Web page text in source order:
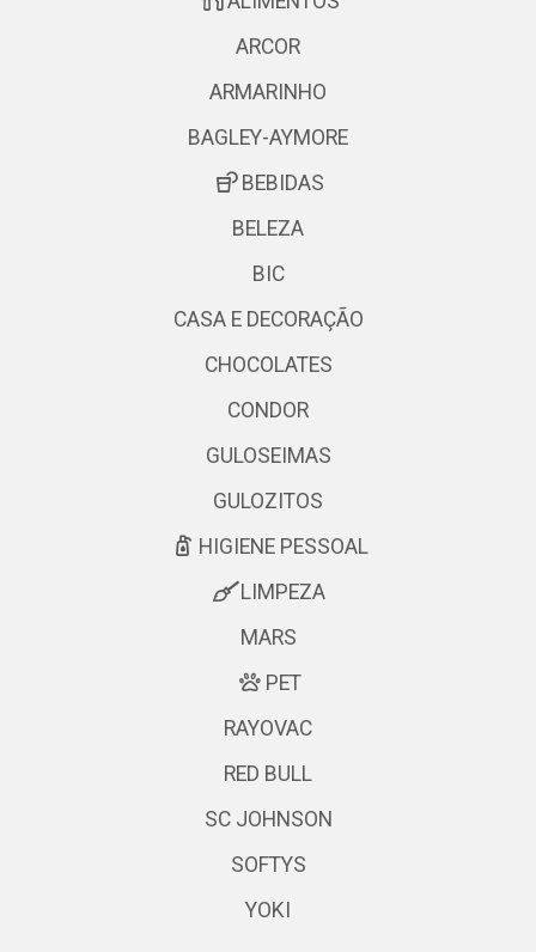
ARCOR
ARMARINHO
BAGLEY-AYMORE
BEBIDAS
BELEZA
BIC
CASA E DECORAÇÃO
CHOCOLATES
CONDOR
GULOSEIMAS
GULOZITOS
HIGIENE PESSOAL
LIMPEZA
MARS
PET
RAYOVAC
RED BULL
SC JOHNSON
SOFTYS
YOKI